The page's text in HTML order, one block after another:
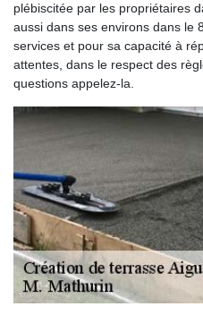
plébiscitée par les propriétaires
aussi dans ses environs dans le
services et pour sa capacité à
attentes, dans le respect des
questions appelez-la.